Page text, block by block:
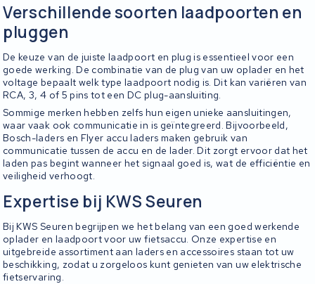
Verschillende soorten laadpoorten en
pluggen
De keuze van de juiste laadpoort en plug is essentieel voor een
goede werking. De combinatie van de plug van uw oplader en het
voltage bepaalt welk type laadpoort nodig is. Dit kan variëren van
RCA, 3, 4 of 5 pins tot een DC plug-aansluiting.
Sommige merken hebben zelfs hun eigen unieke aansluitingen,
waar vaak ook communicatie in is geïntegreerd. Bijvoorbeeld,
Bosch-laders en Flyer accu laders maken gebruik van
communicatie tussen de accu en de lader. Dit zorgt ervoor dat het
laden pas begint wanneer het signaal goed is, wat de efficiëntie en
veiligheid verhoogt.
Expertise bij KWS Seuren
Bij KWS Seuren begrijpen we het belang van een goed werkende
oplader en laadpoort voor uw fietsaccu. Onze expertise en
uitgebreide assortiment aan laders en accessoires staan tot uw
beschikking, zodat u zorgeloos kunt genieten van uw elektrische
fietservaring.